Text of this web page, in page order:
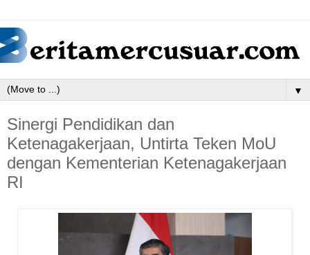
▼
Sinergi Pendidikan dan
Ketenagakerjaan, Untirta Teken MoU
dengan Kementerian Ketenagakerjaan
RI